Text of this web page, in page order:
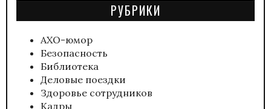
РУБРИКИ
АХО-юмор
Безопасность
Библиотека
Деловые поездки
Здоровье сотрудников
Кадры